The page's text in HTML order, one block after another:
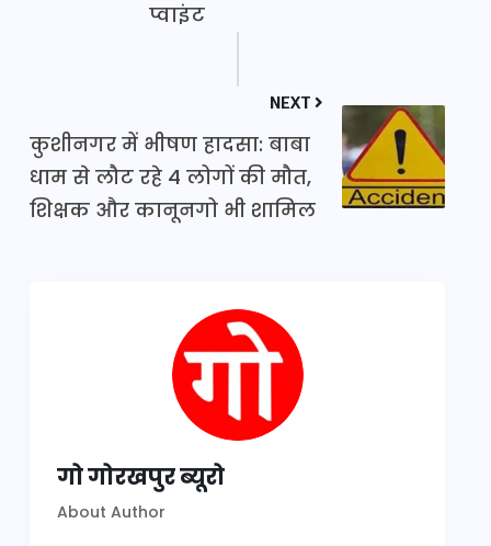
प्वाइंट
NEXT
कुशीनगर में भीषण हादसा: बाबा
धाम से लौट रहे 4 लोगों की मौत,
शिक्षक और कानूनगो भी शामिल
गो गोरखपुर ब्यूरो
About Author